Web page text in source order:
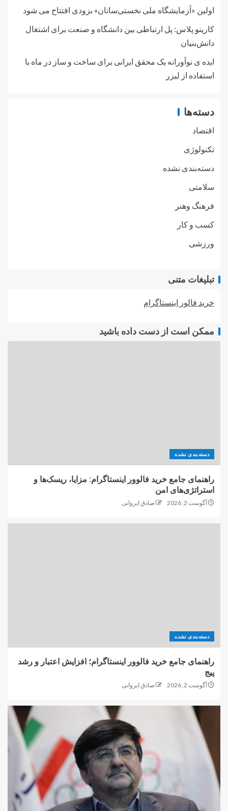
اولین «آزمایشگاه ملی نخستی‌سانان» بزودی افتتاح می شود
کارینو پلاس: پل ارتباطی بین دانشگاه و صنعت برای اشتغال
دانش‌بنیان
ایده ی نوآورانه یک محقق ایرانی برای ساخت و ساز در ماه با
استفاده از لیزر
دسته‌ها
اقتصاد
تکنولوژی
دسته‌بندی نشده
سلامتی
فرهنگ وهنر
کسب و کار
ورزشی
تبلیغات متنی
خرید فالور اینستاگرام
ممکن است از دست داده باشید
دسته‌بندی نشده
راهنمای جامع خرید فالوور اینستاگرام: مزایا، ریسک‌ها و
استراتژی‌های امن
آگوست 2, 2026 صادق ایروانی
دسته‌بندی نشده
راهنمای جامع خرید فالوور اینستاگرام؛ افزایش اعتبار و رشد
پیج
آگوست 2, 2026 صادق ایروانی